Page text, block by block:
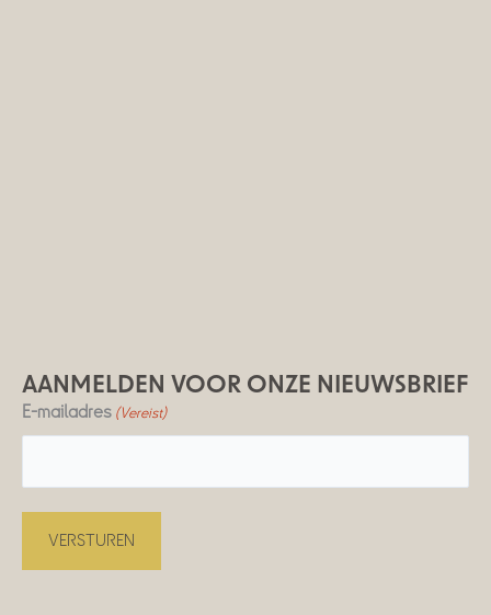
AANMELDEN VOOR ONZE NIEUWSBRIEF
E-mailadres (Vereist)